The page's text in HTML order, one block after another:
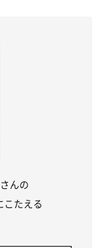
んの
こたえる